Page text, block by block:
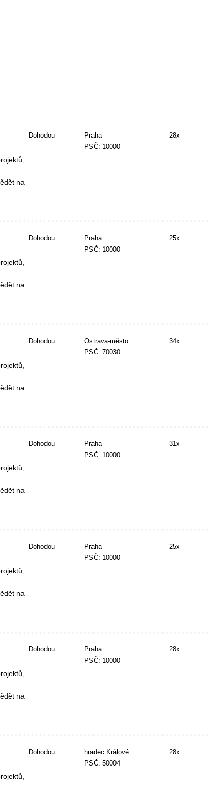
na
Dohodou
Praha
PSČ: 10000
28x
na
Dohodou
Praha
PSČ: 10000
25x
na
Dohodou
Ostrava-město
PSČ: 70030
34x
na
Dohodou
Praha
PSČ: 10000
31x
na
Dohodou
Praha
PSČ: 10000
25x
na
Dohodou
Praha
PSČ: 10000
28x
Dohodou
hradec Králové
PSČ: 50004
28x